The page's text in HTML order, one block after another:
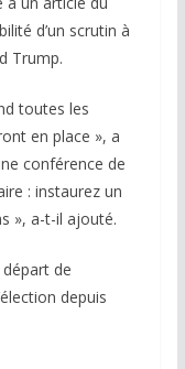
d’un scrutin à
Trump.
toutes les
en place », a
conférence de
: instaurez un
», a-t-il ajouté.
de
depuis